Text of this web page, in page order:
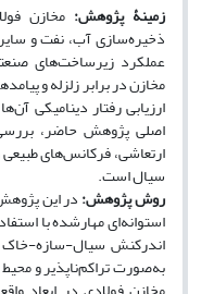
زمینۀ پژوهش: مخازن
ذخیره‌سازی آب، نفت و
عملکرد زیرساخت‌های
مخازن در برابر زلزله و
ارزیابی رفتار دینامیکی
اصلی پژوهش حاضر،
ارتعاشی، فرکانس‌های
سیال است.
روش پژوهش:در این
استوانه‌ای مهارشده با
اندرکنش سیال-سازه-
به‌صورت تراکم‌ناپذیر و